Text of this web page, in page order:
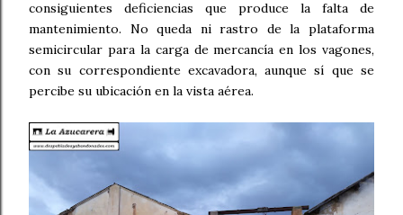
consiguientes deficiencias que produce la falta de
mantenimiento. No queda ni rastro de la plataforma
semicircular para la carga de mercancía en los vagones,
con su correspondiente excavadora, aunque sí que se
percibe su ubicación en la vista aérea.